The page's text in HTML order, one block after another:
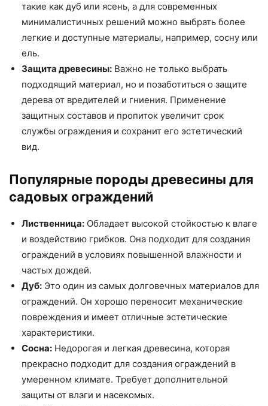
такие как дуб или ясень, а для современных
минималистичных решений можно выбрать более
легкие и доступные материалы, например, сосну или
ель.
Защита древесины: Важно не только выбрать
подходящий материал, но и позаботиться о защите
дерева от вредителей и гниения. Применение
защитных составов и пропиток увеличит срок
службы ограждения и сохранит его эстетический
вид.
Популярные породы древесины для
садовых ограждений
Лиственница: Обладает высокой стойкостью к влаге
и воздействию грибков. Она подходит для создания
ограждений в условиях повышенной влажности и
частых дождей.
Дуб: Это один из самых долговечных материалов для
ограждений. Он хорошо переносит механические
повреждения и имеет отличные эстетические
характеристики.
Сосна: Недорогая и легкая древесина, которая
прекрасно подходит для создания ограждений в
умеренном климате. Требует дополнительной
защиты от влаги и насекомых.